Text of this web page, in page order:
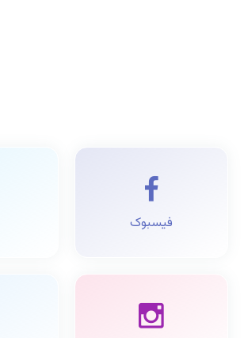
فیسبوک